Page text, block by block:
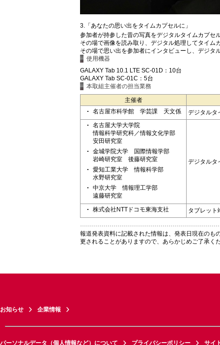
3.「あなたの思い出をタイムカプセルに」
参加者が持参した昔の写真をデジタルタイムカプセ
その場で画像を読み取り、デジタル処理してタイム
その場で思い出を参加者にインタビューし、デジタ
使用機器
GALAXY Tab 10.1 LTE SC-01D：10台
GALAXY Tab SC-01C：5台
本取組主催者の担当業務
主催者
名古屋市科学館 学芸課 天文係
デジタルタ
名古屋大学大学院
情報科学研究科／情報文化学部
安田研究室
金城学院大学 国際情報学部
岩崎研究室 後藤研究室
愛知工業大学 情報科学部
水野研究室
中京大学 情報理工学部
遠藤研究室
デジタルタ
株式会社NTTドコモ東海支社 タブレット
報道発表資料に記載された情報は、発表日現在のも
更されることがありますので、あらかじめご了承く
お知らせ 企業情報
パーソナルデータ（個人情報など）について プライバシーポリシー サイ